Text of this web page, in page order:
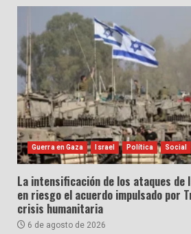
Guerra en Gaza Israel Política Social
La intensificación de los ataques de
en riesgo el acuerdo impulsado por
crisis humanitaria
6 de agosto de 2026